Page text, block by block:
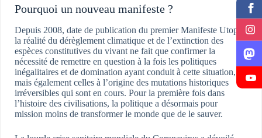
Pourquoi un nouveau manifeste ?
Depuis 2008, date de publication du premier Manifeste Utopia,
la réalité du dérèglement climatique et de l’extinction des
espèces constitutives du vivant ne fait que confirmer la
nécessité de remettre en question à la fois les politiques
inégalitaires et de domination ayant conduit à cette situation,
mais également celles à l’origine des mutations historiques
irréversibles qui sont en cours. Pour la première fois dans
l’histoire des civilisations, la politique a désormais pour
mission moins de transformer le monde que de le sauver.